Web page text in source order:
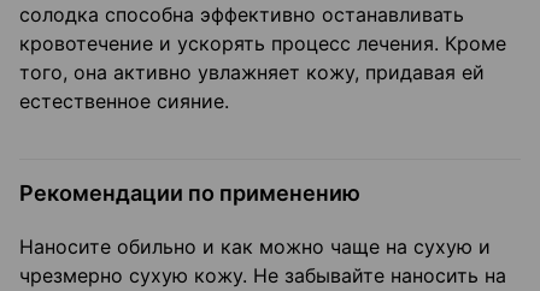
солодка способна эффективно останавливать
кровотечение и ускорять процесс лечения. Кроме
того, она активно увлажняет кожу, придавая ей
естественное сияние.
Рекомендации по применению
Наносите обильно и как можно чаще на сухую и
чрезмерно сухую кожу. Не забывайте наносить на